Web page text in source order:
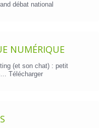
débat national
NUMÉRIQUE
(et son chat) : petit
Télécharger